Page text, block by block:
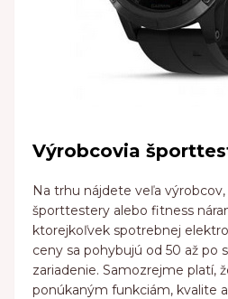
Výrobcovia
Na trhu nájdete veľa
športtestery alebo fitness
ktorejkoľvek spotrebnej
ceny sa pohybujú od 50 až po
zariadenie. Samozrejme platí,
ponúkaným funkciám, kvalite